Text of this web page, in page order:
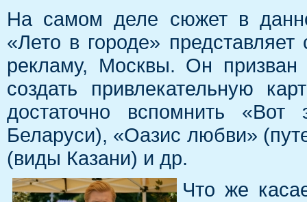
На самом деле сюжет в
«Лето в городе» представляет
рекламу, Москвы. Он призван
создать привлекательную
достаточно вспомнить «Вот
Беларуси), «Оазис любви»
(виды Казани) и др.
Что же